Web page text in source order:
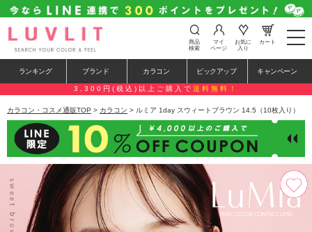
t
o
e
n
v
g
t
i
o
n
商品
検索
マイ
ページ
お気に
入り
カート
ランキング ブランド カラコン ピックアップ キャンペーン
3,300円(税込)以上ご購入で 送料無料！
カラコン・コスメ通販TOP > カラコン > ルミア 1day スウィートブラウン 14.5（10枚入り）